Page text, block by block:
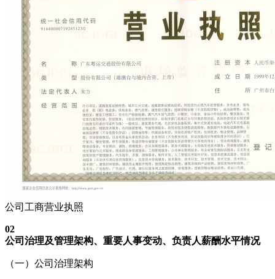
公司工商营业执照
02
公司治理及管理架构、重要人事变动、负责人薪酬水平情况
（一）公司治理架构